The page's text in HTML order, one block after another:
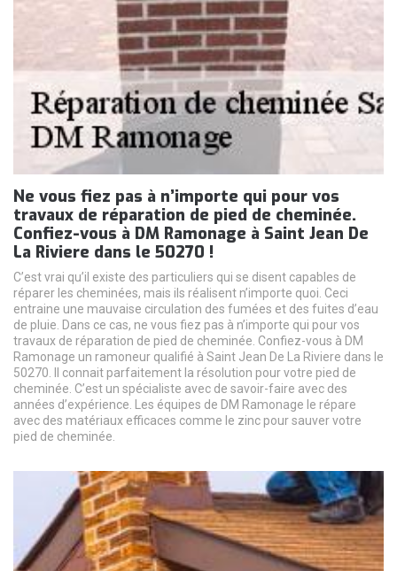
Ne vous fiez pas à n’importe qui pour vos
travaux de réparation de pied de cheminée.
Confiez-vous à DM Ramonage à Saint Jean De
La Riviere dans le 50270 !
C’est vrai qu’il existe des particuliers qui se disent capables de
réparer les cheminées, mais ils réalisent n’importe quoi. Ceci
entraine une mauvaise circulation des fumées et des fuites d’eau
de pluie. Dans ce cas, ne vous fiez pas à n’importe qui pour vos
travaux de réparation de pied de cheminée. Confiez-vous à DM
Ramonage un ramoneur qualifié à Saint Jean De La Riviere dans le
50270. Il connait parfaitement la résolution pour votre pied de
cheminée. C’est un spécialiste avec de savoir-faire avec des
années d’expérience. Les équipes de DM Ramonage le répare
avec des matériaux efficaces comme le zinc pour sauver votre
pied de cheminée.